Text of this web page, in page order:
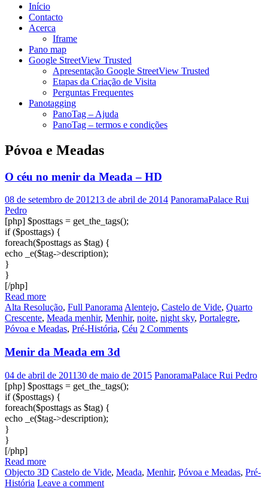
Início
Contacto
Acerca
Iframe
Pano map
Google StreetView Trusted
Apresentação Google StreetView Trusted
Etapas da Criação de Visita
Perguntas Frequentes
Panotagging
PanoTag – Ajuda
PanoTag – termos e condições
Póvoa e Meadas
O céu no menir da Meada – HD
08 de setembro de 201213 de abril de 2014 PanoramaPalace Rui
Pedro
[php] $posttags = get_the_tags();
if ($posttags) {
foreach($posttags as $tag) {
echo _e($tag->description);
}
}
[/php]
Read more
Alta Resolução, Full PanoramaAlentejo, Castelo de Vide, Quarto
Crescente, Meada menhir, Menhir, noite, night sky, Portalegre,
Póvoa e Meadas, Pré-História, Céu 2 Comments
Menir da Meada em 3d
04 de abril de 201130 de maio de 2015 PanoramaPalace Rui Pedro
[php] $posttags = get_the_tags();
if ($posttags) {
foreach($posttags as $tag) {
echo _e($tag->description);
}
}
[/php]
Read more
Objecto 3D Castelo de Vide, Meada, Menhir, Póvoa e Meadas, Pré-
História Leave a comment